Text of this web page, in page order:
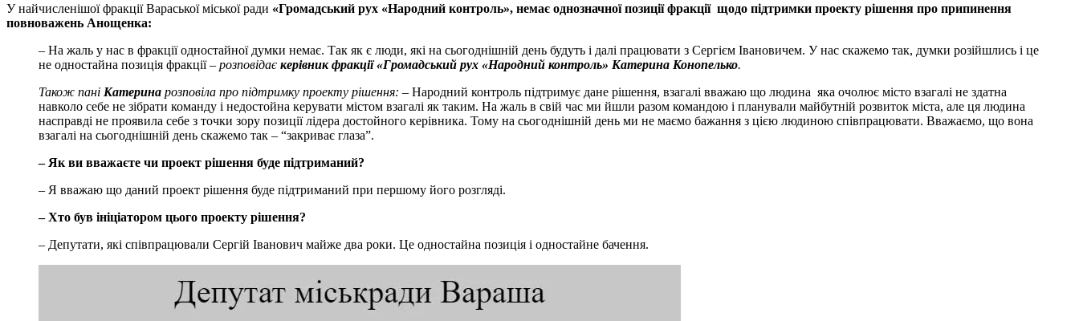
У найчисленішої фракції Вараської міської ради «Громадський рух «Народний контроль», немає однозначної позиції фракції щодо підтримки проекту рішення про припинення
повноважень Анощенка:
– На жаль у нас в фракції одностайної думки немає. Так як є люди, які на сьогоднішній день будуть і далі працювати з Сергієм Івановичем. У нас скажемо так, думки розійшлись і це
не одностайна позиція фракції – розповідає керівник фракції «Громадський рух «Народний контроль» Катерина Конопелько.
Також пані Катерина розповіла про підтримку проекту рішення: – Народний контроль підтримує дане рішення, взагалі вважаю що людина яка очолює місто взагалі не здатна
навколо себе не зібрати команду і недостойна керувати містом взагалі як таким. На жаль в свій час ми йшли разом командою і планували майбутній розвиток міста, але ця людина
насправді не проявила себе з точки зору позиції лідера достойного керівника. Тому на сьогоднішній день ми не маємо бажання з цією людиною співпрацювати. Вважаємо, що вона
взагалі на сьогоднішній день скажемо так – “закриває глаза”.
– Як ви вважаєте чи проект рішення буде підтриманий?
– Я вважаю що даний проект рішення буде підтриманий при першому його розгляді.
– Хто був ініціатором цього проекту рішення?
– Депутати, які співпрацювали Сергій Іванович майже два роки. Це одностайна позиція і одностайне бачення.